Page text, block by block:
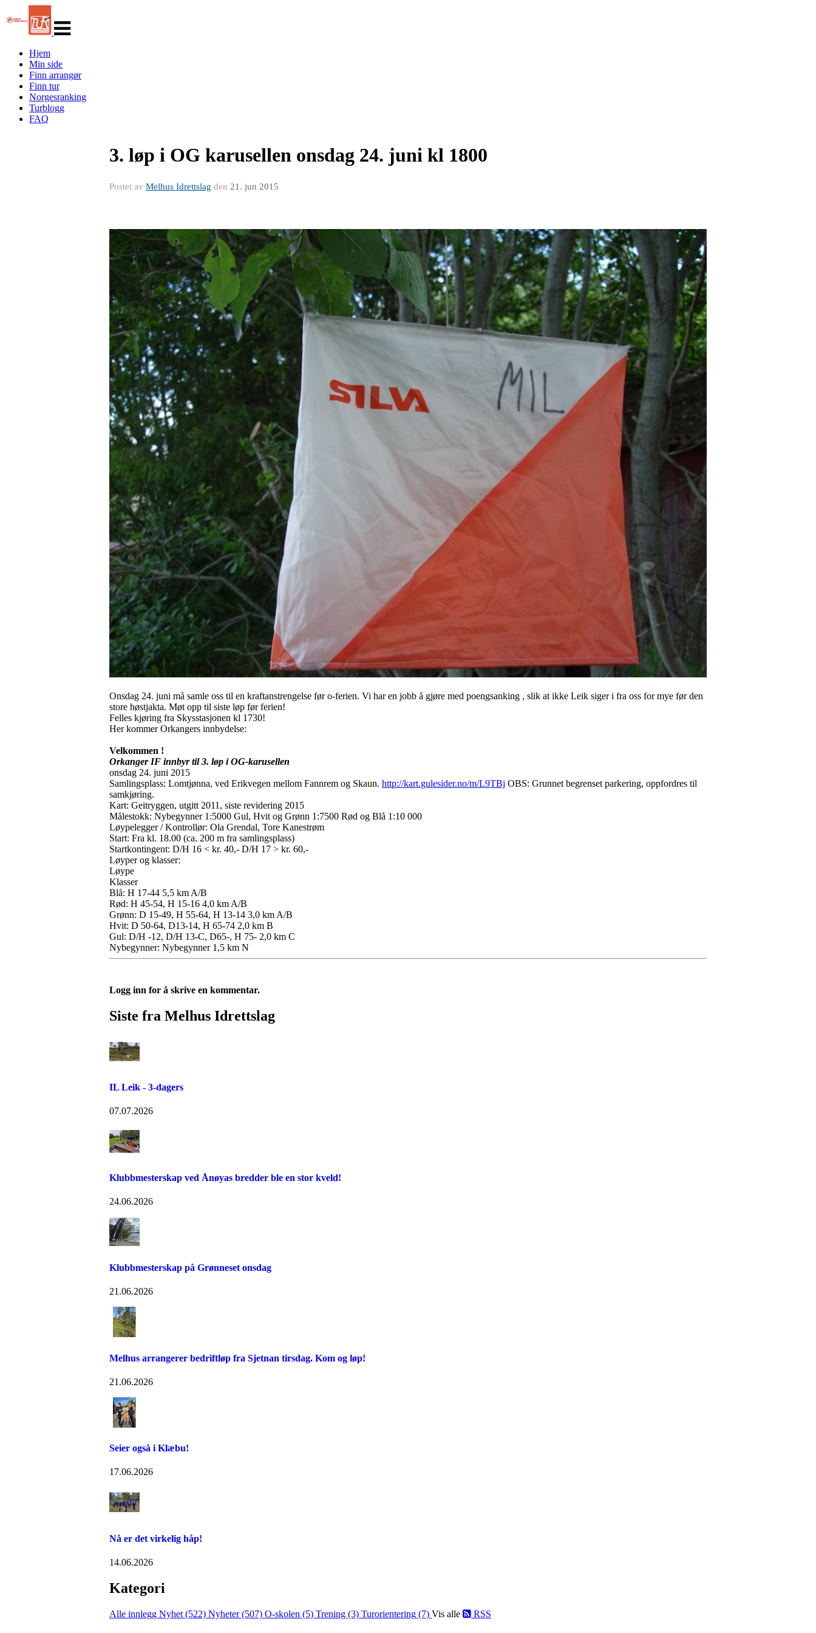
navigasjon
Hjem
Min side
Finn arrangør
Finn tur
Norgesranking
Turblogg
FAQ
3. løp i OG karusellen onsdag 24. juni kl 1800
Postet av Melhus Idrettslag den 21. jun 2015
Onsdag 24. juni må samle oss til en kraftanstrengelse før o-ferien. Vi har en jobb å gjøre med poengsanking , slik at ikke Leik siger i fra oss for mye før den
store høstjakta. Møt opp til siste løp før ferien!
Felles kjøring fra Skysstasjonen kl 1730!
Her kommer Orkangers innbydelse:
Velkommen !
Orkanger IF innbyr til 3. løp i OG-karusellen
onsdag 24. juni 2015
Samlingsplass: Lomtjønna, ved Erikvegen mellom Fannrem og Skaun. http://kart.gulesider.no/m/L9TBj OBS: Grunnet begrenset parkering, oppfordres til
samkjøring.
Kart: Geitryggen, utgitt 2011, siste revidering 2015
Målestokk: Nybegynner 1:5000 Gul, Hvit og Grønn 1:7500 Rød og Blå 1:10 000
Løypelegger / Kontrollør: Ola Grendal, Tore Kanestrøm
Start: Fra kl. 18.00 (ca. 200 m fra samlingsplass)
Startkontingent: D/H 16 < kr. 40,- D/H 17 > kr. 60,-
Løyper og klasser:
Løype
Klasser
Blå: H 17-44 5,5 km A/B
Rød: H 45-54, H 15-16 4,0 km A/B
Grønn: D 15-49, H 55-64, H 13-14 3,0 km A/B
Hvit: D 50-64, D13-14, H 65-74 2,0 km B
Gul: D/H -12, D/H 13-C, D65-, H 75- 2,0 km C
Nybegynner: Nybegynner 1,5 km N
Logg inn for å skrive en kommentar.
Siste fra Melhus Idrettslag
IL Leik - 3-dagers
07.07.2026
Klubbmesterskap ved Ånøyas bredder ble en stor kveld!
24.06.2026
Klubbmesterskap på Grønneset onsdag
21.06.2026
Melhus arrangerer bedriftløp fra Sjetnan tirsdag. Kom og løp!
21.06.2026
Seier også i Klæbu!
17.06.2026
Nå er det virkelig håp!
14.06.2026
Kategori
Alle innlegg Nyhet (522) Nyheter (507) O-skolen (5) Trening (3) Turorientering (7) Vis alle RSS